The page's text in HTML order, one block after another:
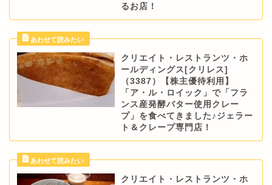
るお店！
クリエイト・レストランツ・ホ
ールディングス[クリレス]
（3387）【株主優待利用】
「ア・ル・ロイック」で「フラ
ンス産発酵バター使用クレー
プ」を食べてきました♪ジェラー
ト＆クレープ専門店！
クリエイト・レストランツ・ホ